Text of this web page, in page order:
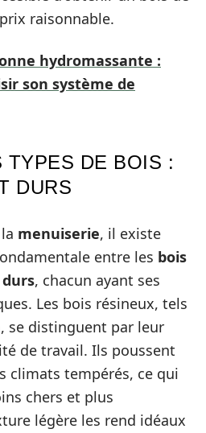
raisonnable.
hydromassante :
son système de
TYPES DE BOIS :
DURS
menuiserie, il existe
entre les bois
, chacun ayant ses
Les bois résineux, tels
se distinguent par leur
de travail. Ils poussent
climats tempérés, ce qui
chers et plus
légère les rend idéaux